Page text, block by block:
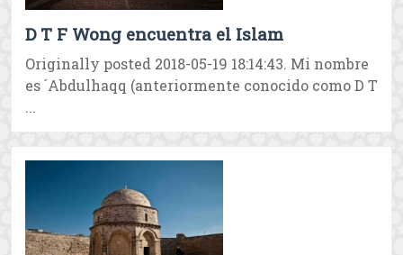
D T F Wong encuentra el Islam
Originally posted 2018-05-19 18:14:43. Mi nombre
es ´Abdulhaqq (anteriormente conocido como D T
...